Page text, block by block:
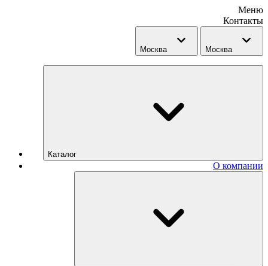
Меню
Контакты
Москва Москва
Каталог
О компании